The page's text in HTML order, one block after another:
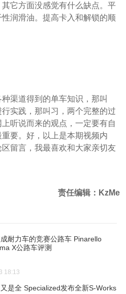
它方面没感觉有什么缺点。平
润滑油。提高卡入和解锁的顺
渠道得到的单车知识，那叫
实践，那叫习，两个完整的过
听说而来的观点，一定要有自
要。好，以上是本期视频内
留言，我最喜欢和大家亲切友
责任编辑：KzMe
耐力车的竞赛公路车 Pinarello
X公路车评测
18:13
是全 Specialized发布全新S-Works